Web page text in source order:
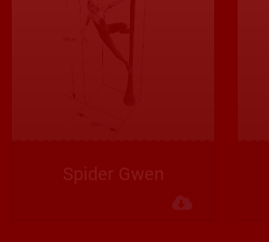
Spider Gwen